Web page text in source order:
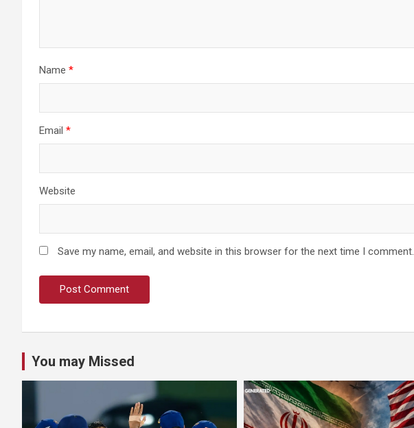
Name *
Email *
Website
Save my name, email, and website in this browser for the next time I comment.
You may Missed